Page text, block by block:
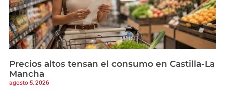
Precios altos tensan el consumo en Castilla-La
Mancha
agosto 5, 2026